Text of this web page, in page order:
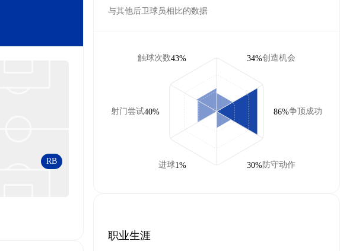
RB
与其他后卫球员相比的数据
触球次数43%
射门尝试40%
进球1%
创造机会
34%
争顶成功
86%
防守动作
30%
职业生涯